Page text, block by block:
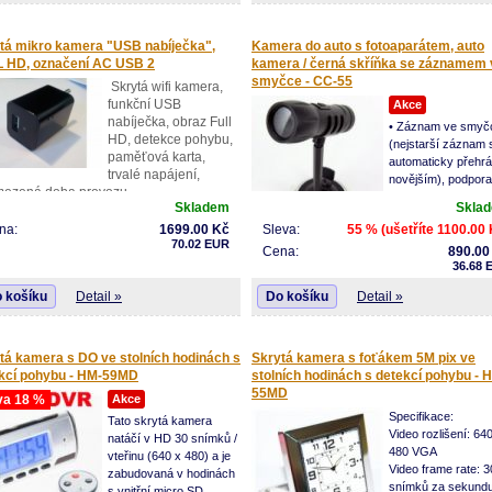
spolehlivost garantuje přední
špionážní techniky z Taiwanu.
kamera se skvěle kamufluje např. do
do knihy a do dekoračních
Aby miniaturní objektiv viděl na
stačí mu malý otvor o velikosti 1,5
navíc sama zatelefonuje na Vaše
a pošle MMS fotku při detekci pohybu.
skříňka s mikrokamerou je určena pro
bezpečnostní aplikace.
skříňka s mikrokamerou je určena pro
bezpečnostní aplikace.
mikro kamera "USB nabíječka",
HD, označení AC USB 2
Skrytá wifi kamera,
funkční USB
nabíječka, obraz Full
HD, detekce pohybu,
paměťová karta,
trvalé napájení,
doba provozu
Skladem
1699.00 Kč
70.02 EUR
košíku Detail »
Kamera do auto s fotoaparátem, auto
kamera / černá skříňka se záznamem
smyčce - CC-55
Akce
• Záznam ve
(nejstarší záznam
automaticky
novějším),
• Jedna z
trhu v poměru
cena.
• Při nabíjení baterie lze pořizovat video.
• Funkce PC kamery a chatování.
• Podpora AVI video formátu.
• Je možné provádět záznam obrazu s
• Podpora 30 fps na 720*480 fotografii
• Podpora funkce fotoaparátu při rozlišení
1024 pixelů.
• Podpora 16GB micro SD karty (maximum)
• Vestavěná lithiová baterie pro dosažení
provozu; pohotovostní doba je až 100 minut.
55 % (ušetříte 1100.00
Sleva:
Cena:
36.68
Do košíku Detail »
kamera s DO ve stolních hodinách s
pohybu - HM-59MD
18 %
Akce
Tato skrytá kamera
natáčí v HD 30 snímků /
vteřinu (640 x 480) a je
zabudovaná v hodinách
Skrytá kamera s foťákem 5M pix ve
stolních hodinách s detekcí pohybu -
55MD
Specifikace:
Video rozlišení:
480 VGA
Video frame rate:
snímků za